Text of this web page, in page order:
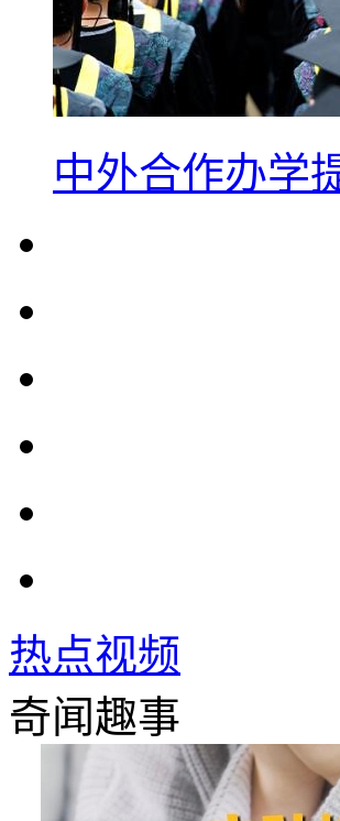
中外合作办学
热点视频
奇闻趣事